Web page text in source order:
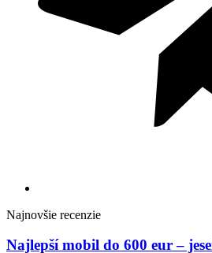
Najnovšie recenzie
Najlepší mobil do 600 eur –